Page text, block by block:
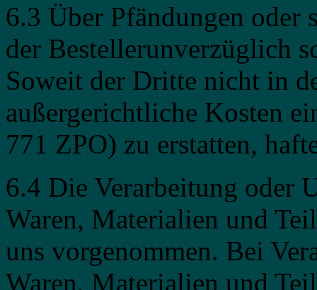
6.3 Über Pfändungen
der Bestellerunverzüglich
Soweit der Dritte nicht in
außergerichtliche Kosten
771 ZPO) zu erstatten,
6.4 Die Verarbeitung oder
Waren, Materialien und
uns vorgenommen. Bei
Waren, Materialien und